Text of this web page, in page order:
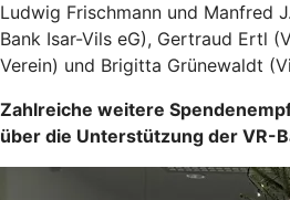
Ludwig Frischmann und Manfred
Bank Isar-Vils eG), Gertraud Ertl
Verein) und Brigitta Grünewaldt
Zahlreiche weitere
über die Unterstützung der VR-